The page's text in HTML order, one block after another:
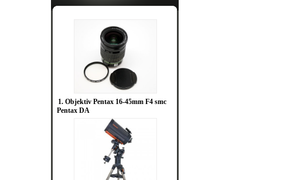
1. Objektiv Pentax 16-45mm F4 smc
Pentax DA